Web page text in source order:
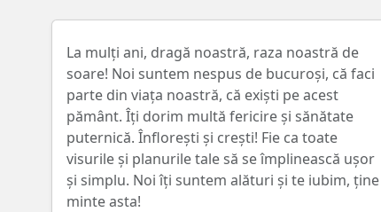
La mulți ani, dragă noastră, raza noastră de
soare! Noi suntem nespus de bucuroși, că faci
parte din viața noastră, că exiști pe acest
pământ. Îți dorim multă fericire și sănătate
puternică. Înflorești și crești! Fie ca toate
visurile și planurile tale să se împlinească ușor
și simplu. Noi îți suntem alături și te iubim, ține
minte asta!